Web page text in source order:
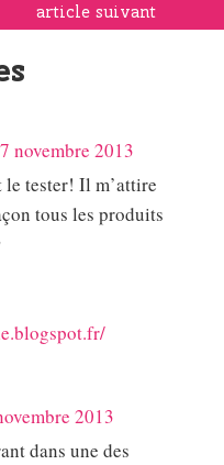
article suivant
7 novembre 2013
le tester! Il m’attire
tous les produits
2013
dans une des